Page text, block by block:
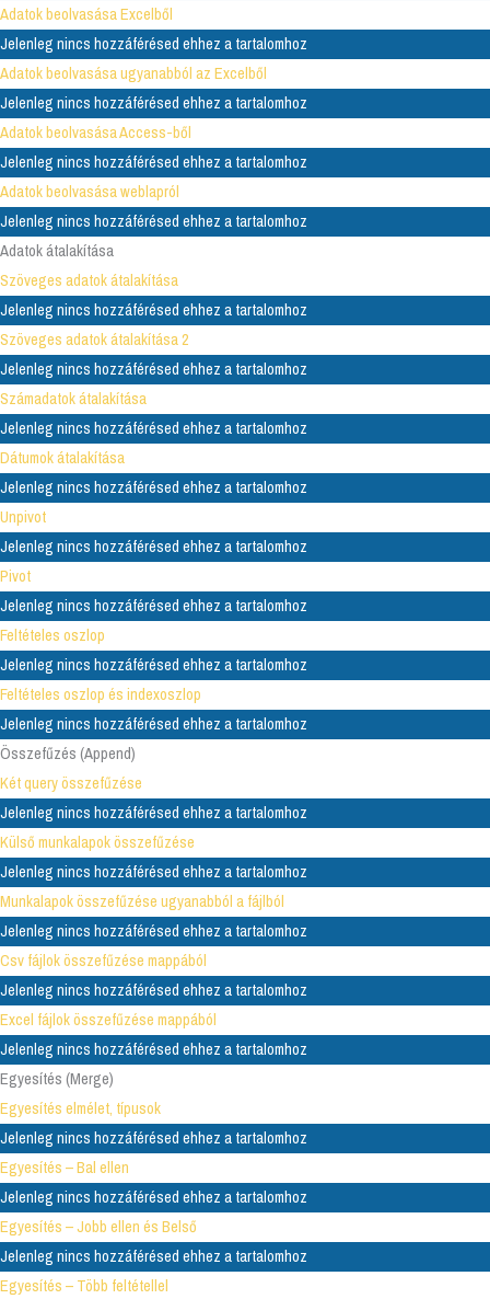
Adatok beolvasása Excelből
Jelenleg nincs hozzáférésed ehhez a tartalomhoz
Adatok beolvasása ugyanabból az Excelből
Jelenleg nincs hozzáférésed ehhez a tartalomhoz
Adatok beolvasása Access-ből
Jelenleg nincs hozzáférésed ehhez a tartalomhoz
Adatok beolvasása weblapról
Jelenleg nincs hozzáférésed ehhez a tartalomhoz
Adatok átalakítása
Szöveges adatok átalakítása
Jelenleg nincs hozzáférésed ehhez a tartalomhoz
Szöveges adatok átalakítása 2
Jelenleg nincs hozzáférésed ehhez a tartalomhoz
Számadatok átalakítása
Jelenleg nincs hozzáférésed ehhez a tartalomhoz
Dátumok átalakítása
Jelenleg nincs hozzáférésed ehhez a tartalomhoz
Unpivot
Jelenleg nincs hozzáférésed ehhez a tartalomhoz
Pivot
Jelenleg nincs hozzáférésed ehhez a tartalomhoz
Feltételes oszlop
Jelenleg nincs hozzáférésed ehhez a tartalomhoz
Feltételes oszlop és indexoszlop
Jelenleg nincs hozzáférésed ehhez a tartalomhoz
Összefűzés (Append)
Két query összefűzése
Jelenleg nincs hozzáférésed ehhez a tartalomhoz
Külső munkalapok összefűzése
Jelenleg nincs hozzáférésed ehhez a tartalomhoz
Munkalapok összefűzése ugyanabból a fájlból
Jelenleg nincs hozzáférésed ehhez a tartalomhoz
Csv fájlok összefűzése mappából
Jelenleg nincs hozzáférésed ehhez a tartalomhoz
Excel fájlok összefűzése mappából
Jelenleg nincs hozzáférésed ehhez a tartalomhoz
Egyesítés (Merge)
Egyesítés elmélet, típusok
Jelenleg nincs hozzáférésed ehhez a tartalomhoz
Egyesítés – Bal ellen
Jelenleg nincs hozzáférésed ehhez a tartalomhoz
Egyesítés – Jobb ellen és Belső
Jelenleg nincs hozzáférésed ehhez a tartalomhoz
Egyesítés – Több feltétellel